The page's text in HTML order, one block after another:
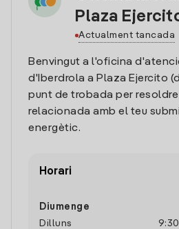
Plaza
Actualment tancada
Benvingut a l'oficina
d'Iberdrola a Plaza Ejercito
punt de trobada per
relacionada amb el teu
energètic.
Horari
Diumenge
Dilluns
9:30